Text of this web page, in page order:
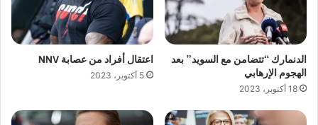
الدنمارك “تتضامن مع السويد” بعد
الهجوم الإرهابي
18 أكتوبر، 2023
اعتقال أفراد من عصابة NNV
5 أكتوبر، 2023